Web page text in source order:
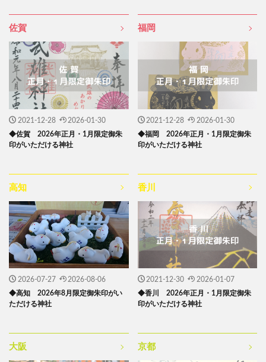
佐賀
2021-12-28
2026-01-30
◆佐賀 2026年正月・1月限定御朱
印がいただける神社
福岡
2021-12-28
2026-01-30
◆福岡 2026年正月・1月限定御朱
印がいただける神社
高知
2026-07-27
2026-08-06
◆高知 2026年8月限定御朱印がい
ただける神社
香川
2021-12-30
2026-01-07
◆香川 2026年正月・1月限定御朱
印がいただける神社
大阪 京都